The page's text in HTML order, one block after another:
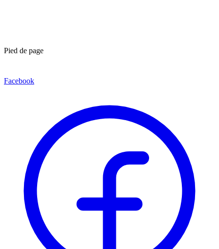
Pied de page
Facebook